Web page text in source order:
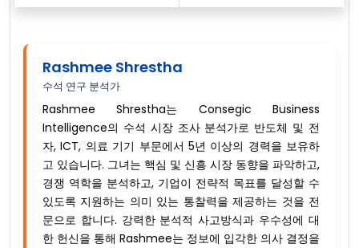
Rashmee Shrestha
수석 연구 분석가
Rashmee Shrestha는 Consegic Business
Intelligence의 수석 시장 조사 분석가로 반도체 및 전
자, ICT, 의료 기기 부문에서 5년 이상의 경력을 보유하
고 있습니다. 그녀는 핵심 및 신흥 시장 동향을 파악하고,
경쟁 역학을 분석하고, 기업이 전략적 목표를 달성할 수
있도록 지원하는 의미 있는 통찰력을 제공하는 것을 전
문으로 합니다. 강력한 분석적 사고방식과 우수성에 대
한 헌신을 통해 Rashmee는 정보에 입각한 의사 결정을